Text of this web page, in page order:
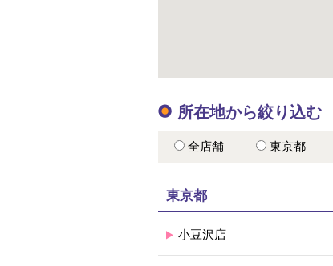
所在地から絞り込む
全店舗 東京都
東京都
小豆沢店